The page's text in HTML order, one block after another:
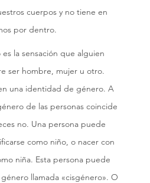
cuerpos y no tiene en
por dentro.
la sensación que alguien
ser hombre, mujer u otro.
una identidad de género. A
de las personas coincide
no. Una persona puede
como niño, o nacer con
niña. Esta persona puede
llamada «cisgénero». O